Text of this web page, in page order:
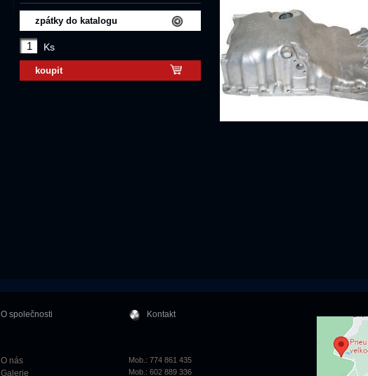
zpátky do katalogu
Ks
koupit
O společnosti
O nás
Galerie
Kontakt
Mob.: 774 861 435
Mob.: 602 889 336